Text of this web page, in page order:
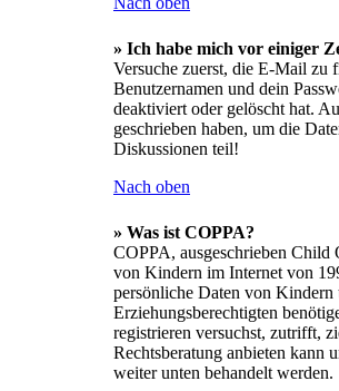
» Ich habe mich vor einiger
Versuche zuerst, die E-Mail zu
Benutzernamen und dein
deaktiviert oder gelöscht hat.
geschrieben haben, um die
Diskussionen teil!
Nach oben
» Was ist COPPA?
COPPA, ausgeschrieben Child
von Kindern im Internet von
persönliche Daten von Kindern
Erziehungsberechtigten
registrieren versuchst, zutrifft,
Rechtsberatung anbieten kann
weiter unten behandelt werden.